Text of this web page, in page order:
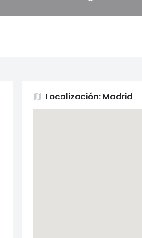
map Localización: Madrid